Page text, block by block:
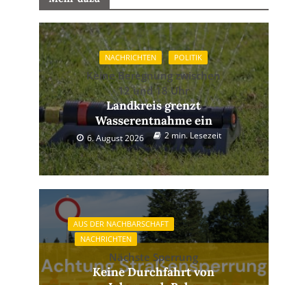
NACHRICHTEN POLITIK
Keine Beregnung zwischen
12 und 18 Uhr
Landkreis grenzt
Wasserentnahme ein
6. August 2026 2 min. Lesezeit
AUS DER NACHBARSCHAFT
NACHRICHTEN
Nächste Sperrung
Keine Durchfahrt von